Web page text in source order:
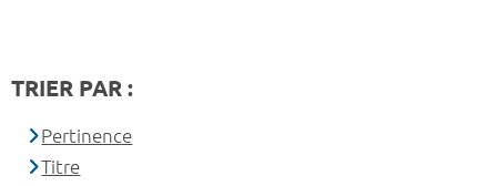
TRIER PAR :
Pertinence
Titre